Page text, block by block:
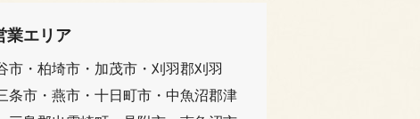
業エリア
市・柏埼市・加茂市・刈羽郡刈羽
条市・燕市・十日町市・中魚沼郡津